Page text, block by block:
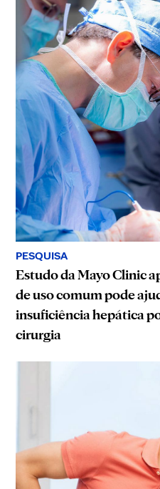
PESQUISA
Estudo da Mayo Clinic
de uso comum pode
insuficiência hepática
cirurgia